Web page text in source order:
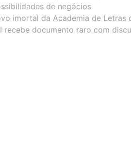
de negócios
imortal da Academia de Letras
recebe documento raro com